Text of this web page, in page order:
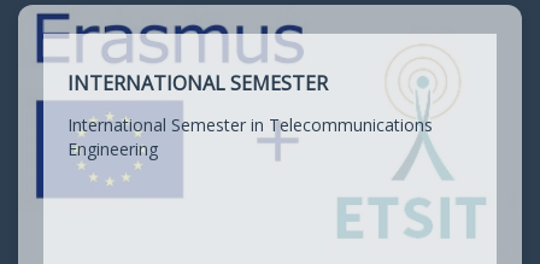
INTERNATIONAL SEMESTER
International Semester in Telecommunications
Engineering